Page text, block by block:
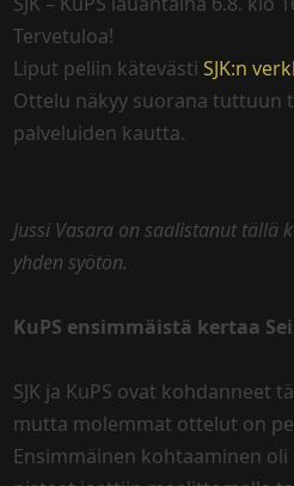
Tervetuloa!
Liput peliin kätevästiSJK:n
Ottelu näkyy suorana tuttuun
palveluiden kautta.
Jussi Vasara on saalistanut tällä
yhden syötön.
KuPS ensimmäistä kertaa
SJK ja KuPS ovat kohdanneet
mutta molemmat ottelut on
Ensimmäinen kohtaaminen